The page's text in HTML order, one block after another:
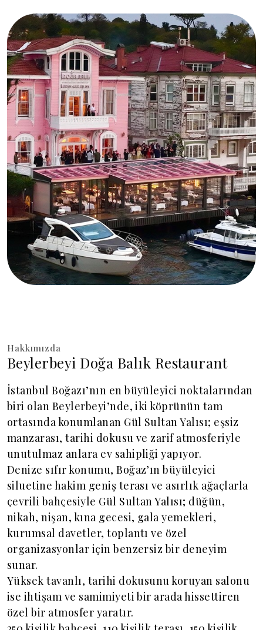
Hakkımızda
Beylerbeyi Doğa Balık Restaurant
İstanbul Boğazı’nın en büyüleyici noktalarından
biri olan Beylerbeyi’nde, iki köprünün tam
ortasında konumlanan Gül Sultan Yalısı; eşsiz
manzarası, tarihi dokusu ve zarif atmosferiyle
unutulmaz anlara ev sahipliği yapıyor.
Denize sıfır konumu, Boğaz’ın büyüleyici
siluetine hakim geniş terası ve asırlık ağaçlarla
çevrili bahçesiyle Gül Sultan Yalısı; düğün,
nikah, nişan, kına gecesi, gala yemekleri,
kurumsal davetler, toplantı ve özel
organizasyonlar için benzersiz bir deneyim
sunar.
Yüksek tavanlı, tarihi dokusunu koruyan salonu
ise ihtişam ve samimiyeti bir arada hissettiren
özel bir atmosfer yaratır.